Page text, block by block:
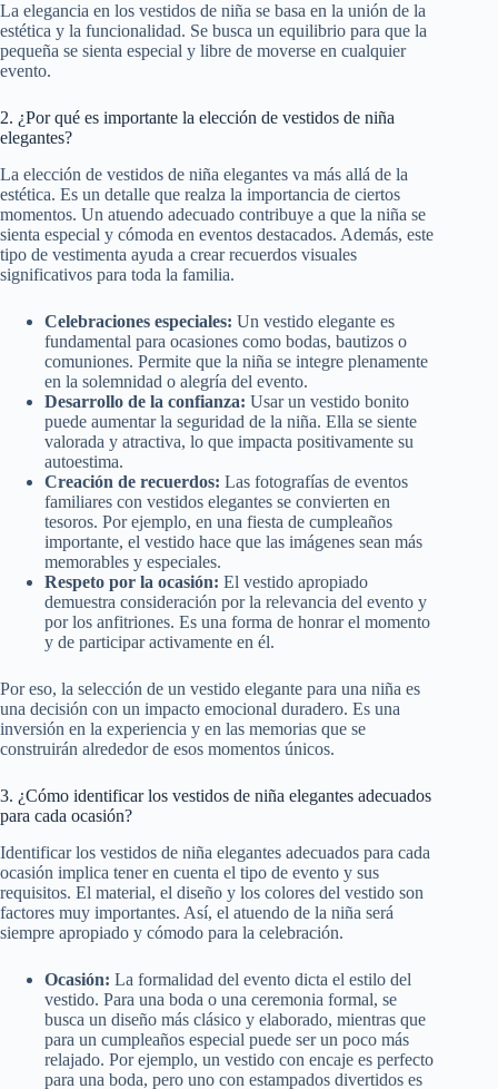
La elegancia en los vestidos de niña se basa en la unión de la
estética y la funcionalidad. Se busca un equilibrio para que la
pequeña se sienta especial y libre de moverse en cualquier
evento.
2. ¿Por qué es importante la elección de vestidos de niña
elegantes?
La elección de vestidos de niña elegantes va más allá de la
estética. Es un detalle que realza la importancia de ciertos
momentos. Un atuendo adecuado contribuye a que la niña se
sienta especial y cómoda en eventos destacados. Además, este
tipo de vestimenta ayuda a crear recuerdos visuales
significativos para toda la familia.
Celebraciones especiales: Un vestido elegante es
fundamental para ocasiones como bodas, bautizos o
comuniones. Permite que la niña se integre plenamente
en la solemnidad o alegría del evento.
Desarrollo de la confianza: Usar un vestido bonito
puede aumentar la seguridad de la niña. Ella se siente
valorada y atractiva, lo que impacta positivamente su
autoestima.
Creación de recuerdos: Las fotografías de eventos
familiares con vestidos elegantes se convierten en
tesoros. Por ejemplo, en una fiesta de cumpleaños
importante, el vestido hace que las imágenes sean más
memorables y especiales.
Respeto por la ocasión: El vestido apropiado
demuestra consideración por la relevancia del evento y
por los anfitriones. Es una forma de honrar el momento
y de participar activamente en él.
Por eso, la selección de un vestido elegante para una niña es
una decisión con un impacto emocional duradero. Es una
inversión en la experiencia y en las memorias que se
construirán alrededor de esos momentos únicos.
3. ¿Cómo identificar los vestidos de niña elegantes adecuados
para cada ocasión?
Identificar los vestidos de niña elegantes adecuados para cada
ocasión implica tener en cuenta el tipo de evento y sus
requisitos. El material, el diseño y los colores del vestido son
factores muy importantes. Así, el atuendo de la niña será
siempre apropiado y cómodo para la celebración.
Ocasión: La formalidad del evento dicta el estilo del
vestido. Para una boda o una ceremonia formal, se
busca un diseño más clásico y elaborado, mientras que
para un cumpleaños especial puede ser un poco más
relajado. Por ejemplo, un vestido con encaje es perfecto
para una boda, pero uno con estampados divertidos es